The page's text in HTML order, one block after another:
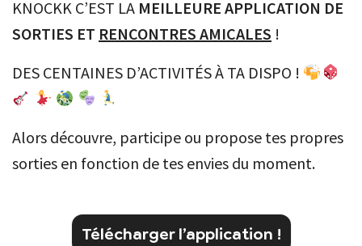
KNOCKK C’EST LA MEILLEURE APPLICATION DE
SORTIES ET RENCONTRES AMICALES !
DES CENTAINES D’ACTIVITÉS À TA DISPO !
Alors découvre, participe ou propose tes propres
sorties en fonction de tes envies du moment.
Télécharger l’application !